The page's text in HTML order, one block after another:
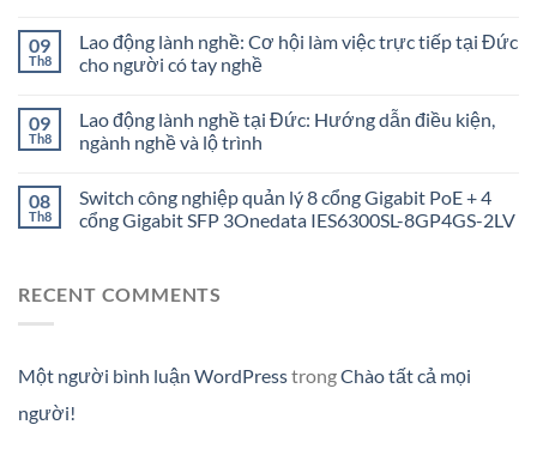
09
Th8
Lao động lành nghề: Cơ hội làm việc trực tiếp tại Đức
cho người có tay nghề
09
Th8
Lao động lành nghề tại Đức: Hướng dẫn điều kiện,
ngành nghề và lộ trình
08
Th8
Switch công nghiệp quản lý 8 cổng Gigabit PoE + 4
cổng Gigabit SFP 3Onedata IES6300SL-8GP4GS-2LV
RECENT COMMENTS
Một người bình luận WordPresstrongChào tất cả mọi
người!